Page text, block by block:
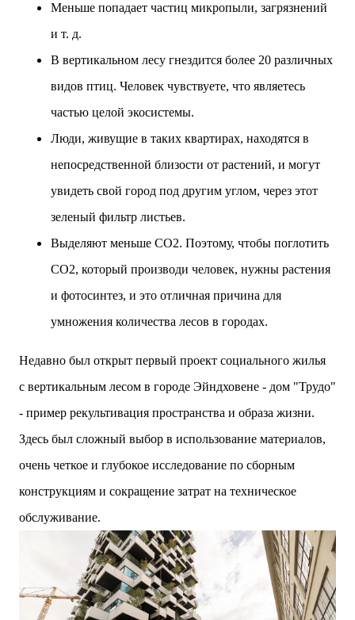
Меньше попадает частиц микропыли, загрязнений
и т. д.
В вертикальном лесу гнездится более 20 различных
видов птиц. Человек чувствуете, что являетесь
частью целой экосистемы.
Люди, живущие в таких квартирах, находятся в
непосредственной близости от растений, и могут
увидеть свой город под другим углом, через этот
зеленый фильтр листьев.
Выделяют меньше CO2. Поэтому, чтобы поглотить
CO2, который производи человек, нужны растения
и фотосинтез, и это отличная причина для
умножения количества лесов в городах.
Недавно был открыт первый проект социального жилья
с вертикальным лесом в городе Эйндховене - дом "Трудо"
- пример рекультивация пространства и образа жизни.
Здесь был сложный выбор в использование материалов,
очень четкое и глубокое исследование по сборным
конструкциям и сокращение затрат на техническое
обслуживание.